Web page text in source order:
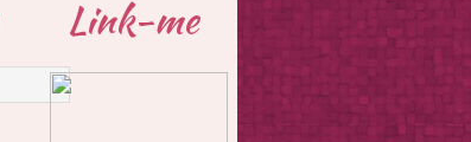
Link-me